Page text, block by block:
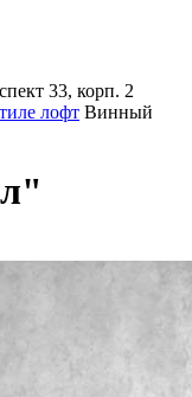
33, корп. 2
лофт Винный